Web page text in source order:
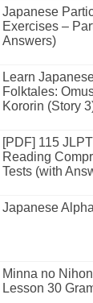
Japanese
Exercises –
Answers)
Learn
Folktales:
Kororin (Story
[PDF] 115
Reading
Tests (with
Japanese
Minna no
Lesson 30